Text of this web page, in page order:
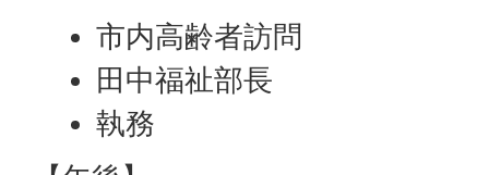
市内高齢者訪問
田中福祉部長
執務